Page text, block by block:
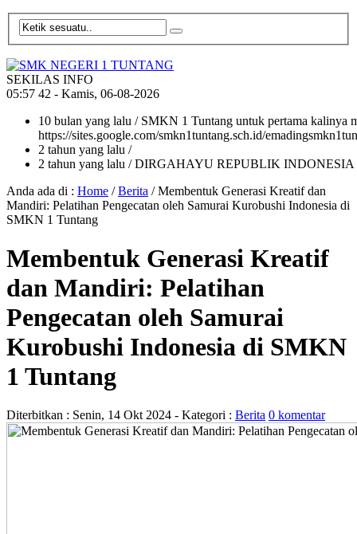
SEKILAS INFO
05:57 43 - Kamis, 06-08-2026
10 bulan yang lalu / SMKN 1 Tuntang untuk pertama kalinya
https://sites.google.com/smkn1tuntang.sch.id/
2 tahun yang lalu /
2 tahun yang lalu / DIRGAHAYU REPUBLIK
Anda ada di : Home /Berita /Membentuk Generasi Kreatif dan
Mandiri: Pelatihan Pengecatan oleh Samurai Kurobushi Indonesia di
SMKN 1 Tuntang
Membentuk Generasi Kreatif
dan Mandiri: Pelatihan
Pengecatan oleh Samurai
Kurobushi Indonesia di SMKN
1 Tuntang
Diterbitkan : Senin, 14 Okt 2024 - Kategori : Berita 0 komentar